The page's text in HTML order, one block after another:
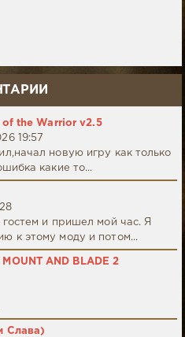
of the Warrior v2.5
19:57
новую игру как только
какие то...
и пришел мой час. Я
к этому моду и потом...
AND BLADE 2
Слава)